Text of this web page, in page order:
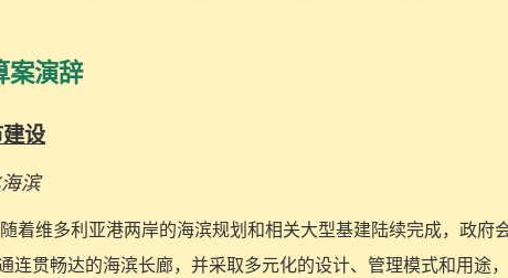
案演辞
设
滨
着维多利亚港两岸的海滨规划和相关大型基建陆续完成，政府
连贯畅达的海滨长廊，并采取多元化的设计、管理模式和用途